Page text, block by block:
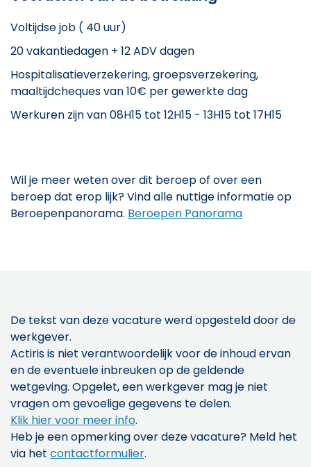
Voltijdse job ( 40 uur)
20 vakantiedagen + 12 ADV dagen
Hospitalisatieverzekering, groepsverzekering,
maaltijdcheques van 10€ per gewerkte dag
Werkuren zijn van 08H15 tot 12H15 - 13H15 tot 17H15
Wil je meer weten over dit beroep of over een
beroep dat erop lijk? Vind alle nuttige informatie op
Beroepenpanorama. Beroepen Panorama
De tekst van deze vacature werd opgesteld door de
werkgever.
Actiris is niet verantwoordelijk voor de inhoud ervan
en de eventuele inbreuken op de geldende
wetgeving. Opgelet, een werkgever mag je niet
vragen om gevoelige gegevens te delen.
Klik hier voor meer info.
Heb je een opmerking over deze vacature? Meld het
via het contactformulier.